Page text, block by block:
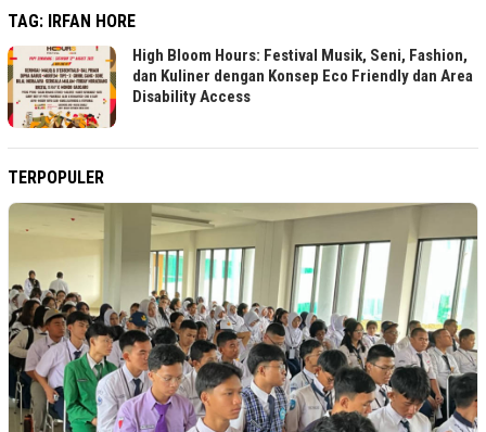
TAG: IRFAN HORE
High Bloom Hours: Festival Musik, Seni, Fashion,
dan Kuliner dengan Konsep Eco Friendly dan Area
Disability Access
TERPOPULER